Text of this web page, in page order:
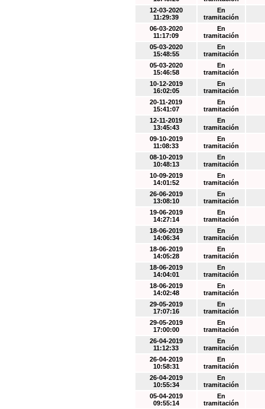
12-03-2020
11:29:39
En
tramitación
06-03-2020
11:17:09
En
tramitación
05-03-2020
15:48:55
En
tramitación
05-03-2020
15:46:58
En
tramitación
10-12-2019
16:02:05
En
tramitación
20-11-2019
15:41:07
En
tramitación
12-11-2019
13:45:43
En
tramitación
09-10-2019
11:08:33
En
tramitación
08-10-2019
10:48:13
En
tramitación
10-09-2019
14:01:52
En
tramitación
26-06-2019
13:08:10
En
tramitación
19-06-2019
14:27:14
En
tramitación
18-06-2019
14:06:34
En
tramitación
18-06-2019
14:05:28
En
tramitación
18-06-2019
14:04:01
En
tramitación
18-06-2019
14:02:48
En
tramitación
29-05-2019
17:07:16
En
tramitación
29-05-2019
17:00:00
En
tramitación
26-04-2019
11:12:33
En
tramitación
26-04-2019
10:58:31
En
tramitación
26-04-2019
10:55:34
En
tramitación
05-04-2019
09:55:14
En
tramitación